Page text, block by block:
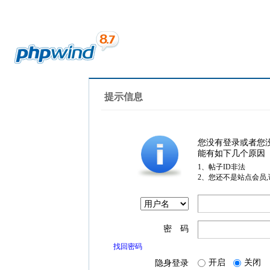
提示信息
您没有登录或者您
能有如下几个原因
1、帖子ID非法
2、您还不是站点会员
密 码
找回密码
隐身登录 开启 关闭